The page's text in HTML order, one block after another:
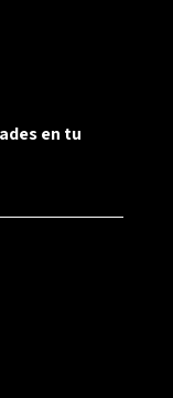
en tu